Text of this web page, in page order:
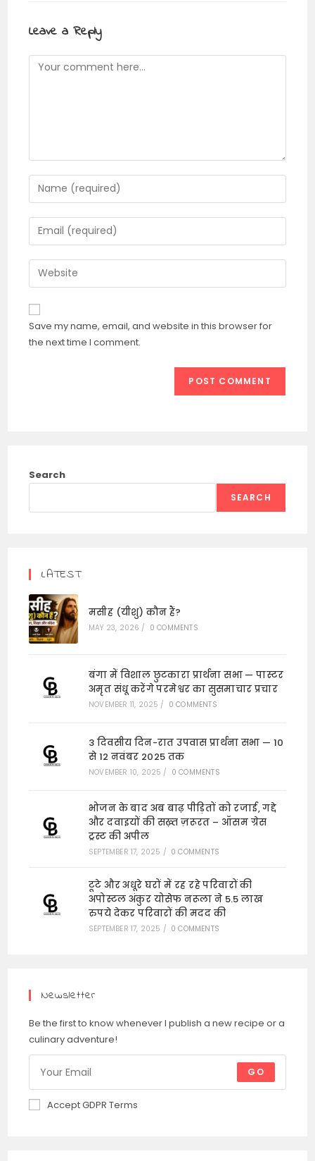
Leave a Reply
Comment
Enter
your
name
or
to
comment
Enter
your
email
address
comment
Enter
your
website
URL
(optional)
Save my name, email, and website in this browser for
the next time I comment.
Search
SEARCH
LATEST
मसीह (यीशु) कौन हैं?
MAY 23, 2026 / 0 COMMENTS
बंगा में विशाल छुटकारा प्रार्थना सभा — पास्टर
अमृत संधू करेंगे परमेश्वर का सुसमाचार प्रचार
NOVEMBER 11, 2025 / 0 COMMENTS
3 दिवसीय दिन-रात उपवास प्रार्थना सभा — 10
से 12 नवंबर 2025 तक
NOVEMBER 10, 2025 / 0 COMMENTS
भोजन के बाद अब बाढ़ पीड़ितों को रजाई, गद्दे
और दवाइयों की सख़्त ज़रूरत – ऑसम ग्रेस
ट्रस्ट की अपील
SEPTEMBER 17, 2025 / 0 COMMENTS
टूटे और अधूरे घरों में रह रहे परिवारों की
अपोस्टल अंकुर योसेफ नरूला ने 5.5 लाख
रुपये देकर परिवारों की मदद की
SEPTEMBER 17, 2025 / 0 COMMENTS
Newsletter
Be the first to know whenever I publish a new recipe or a
culinary adventure!
GO
Accept GDPR Terms